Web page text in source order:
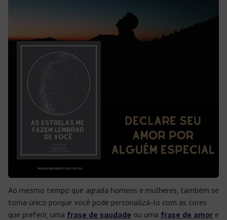
Ao mesmo tempo que agrada homens e mulheres, também se
torna único porque você pode personalizá-lo com as cores
que preferir, uma frase de saudade ou uma frase de amor e